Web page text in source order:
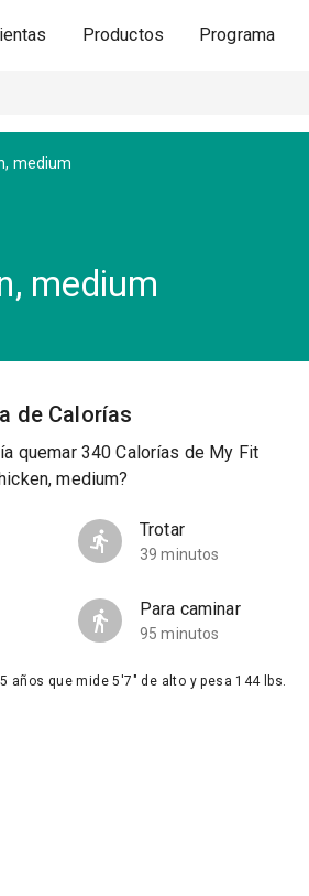
Productos Programa
medium
medium
de Calorías
quemar 340 Calorías de My Fit
medium?
Trotar
39 minutos
Para caminar
95 minutos
años que mide 5'7" de alto y pesa 144 lbs.